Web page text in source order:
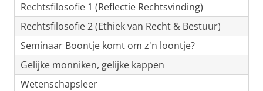
Rechtsfilosofie 1 (Reflectie Rechtsvinding)
Rechtsfilosofie 2 (Ethiek van Recht & Bestuur)
Seminaar Boontje komt om z'n loontje?
Gelijke monniken, gelijke kappen
Wetenschapsleer